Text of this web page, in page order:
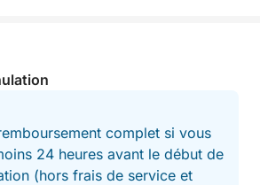
complet si vous
24 heures avant le début de
(hors frais de service et